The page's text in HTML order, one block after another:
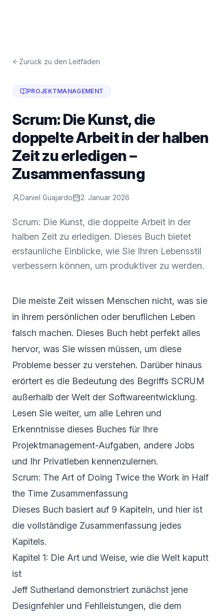
Zurück zu den Leitfäden
PROJEKTMANAGEMENT
Scrum: Die Kunst, die
doppelte Arbeit in der halben
Zeit zu erledigen –
Zusammenfassung
Daniel Guajardo 2. Januar 2026
Scrum: Die Kunst, die doppelte Arbeit in der
halben Zeit zu erledigen. Dieses Buch bietet
erstaunliche Einblicke, wie Sie Ihren Lebensstil
verbessern können, um produktiver zu werden.
Die meiste Zeit wissen Menschen nicht, was sie
in ihrem persönlichen oder beruflichen Leben
falsch machen. Dieses Buch hebt perfekt alles
hervor, was Sie wissen müssen, um diese
Probleme besser zu verstehen. Darüber hinaus
erörtert es die Bedeutung des Begriffs SCRUM
außerhalb der Welt der Softwareentwicklung.
Lesen Sie weiter, um alle Lehren und
Erkenntnisse dieses Buches für Ihre
Projektmanagement-Aufgaben, andere Jobs
und Ihr Privatleben kennenzulernen.
Scrum: The Art of Doing Twice the Work in Half
the Time Zusammenfassung
Dieses Buch basiert auf 9 Kapiteln, und hier ist
die vollständige Zusammenfassung jedes
Kapitels.
Kapitel 1: Die Art und Weise, wie die Welt kaputt
ist
Jeff Sutherland demonstriert zunächst jene
Designfehler und Fehlleistungen, die dem